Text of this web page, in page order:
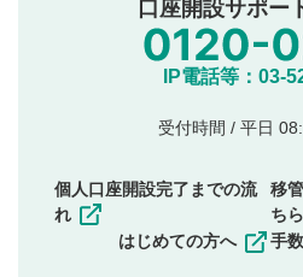
氏名、住所、電話番号
他のサイトへの誘導や
他者の権利（商標、著
その他当社が不適切と判
一度投稿した評価およびコメ
口座開設サポー
IP電話等：03-
受付時間 / 平日
個人口座開設完了までの流
れ
はじめての方へ
移
ちら
手